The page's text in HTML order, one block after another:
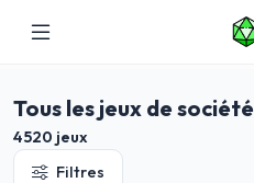
Tous les jeux de société
4520 jeux
Filtres